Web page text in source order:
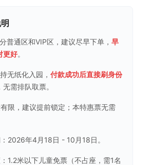
普通区和VIP区，建议尽早下单， 早
更好。
无纸化入园， 付款成功后直接刷身份
无需排队取票。
限，建议提前锁定；本特惠票无需
2026年4月18日 - 10月18日。
1.2米以下儿童免票（不占座，需1名